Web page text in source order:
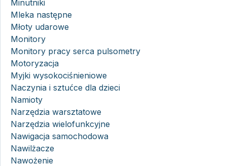
Minutniki
Mleka następne
Młoty udarowe
Monitory
Monitory pracy serca pulsometry
Motoryzacja
Myjki wysokociśnieniowe
Naczynia i sztućce dla dzieci
Namioty
Narzędzia warsztatowe
Narzędzia wielofunkcyjne
Nawigacja samochodowa
Nawilżacze
Nawożenie